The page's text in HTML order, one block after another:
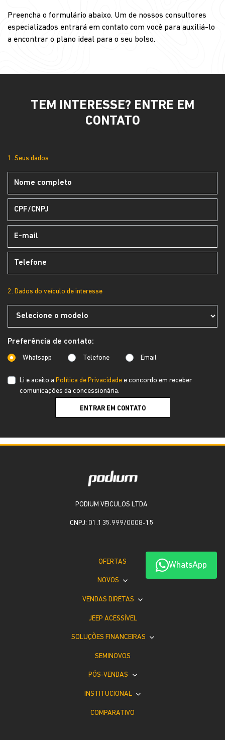
Preencha o formulário abaixo. Um de nossos consultores
especializados entrará em contato com você para auxiliá-lo
a encontrar o plano ideal para o seu bolso.
TEM INTERESSE? ENTRE EM
CONTATO
1. Seus dados
2. Dados do veículo de interesse
Preferência de contato:
Whatsapp Telefone Email
Li e aceito a Política de Privacidade e concordo em receber
comunicações da concessionária.
ENTRAR EM CONTATO
WhatsApp
PODIUM VEICULOS LTDA
CNPJ: 01.135.999/0008-15
OFERTAS
NOVOS
VENDAS DIRETAS
JEEP ACESSÍVEL
SOLUÇÕES FINANCEIRAS
SEMINOVOS
PÓS-VENDAS
INSTITUCIONAL
COMPARATIVO